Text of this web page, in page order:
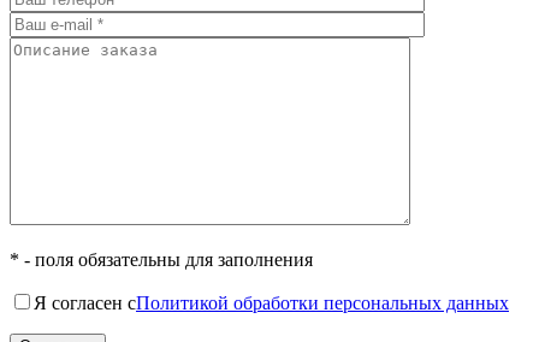
* - поля обязательны для заполнения
Я согласен сПолитикой обработки персональных данных